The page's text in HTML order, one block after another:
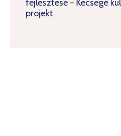
fejlesztese - Kecsege
projekt